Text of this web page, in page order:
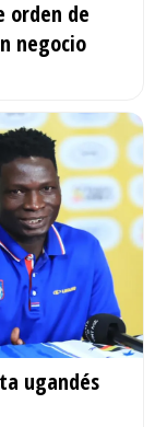
orden de
negocio
ugandés